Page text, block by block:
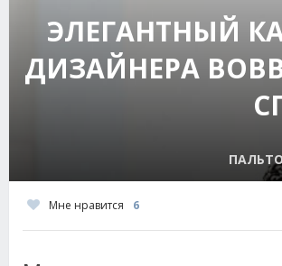
ЭЛЕГАНТНЫЙ
ДИЗАЙНЕРА
Мне нравится 6